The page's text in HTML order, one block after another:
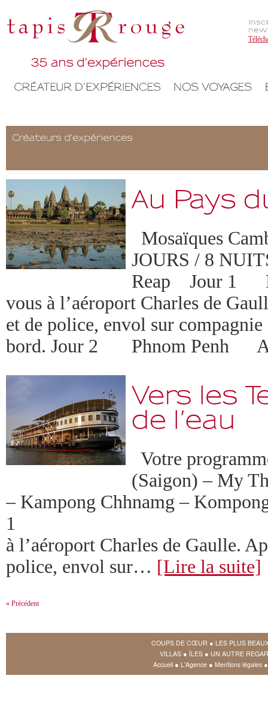
Mosaïques
JOURS / 8
Reap Jour 1
vous à l’aéroport Charles de
et de police, envol sur
bord. Jour 2 Phnom Penh
Votre
(Saigon) – My
– Kampong Chhnamg –
1 Paris /
à l’aéroport Charles de Gaulle.
police, envol sur… [Lire la suite]
« Précédent
COUPS DE CŒUR ● LES PLUS
VILLAS ● ÎLES ● UN AUTRE
Accueil ● L'Agence ● Mentions légales